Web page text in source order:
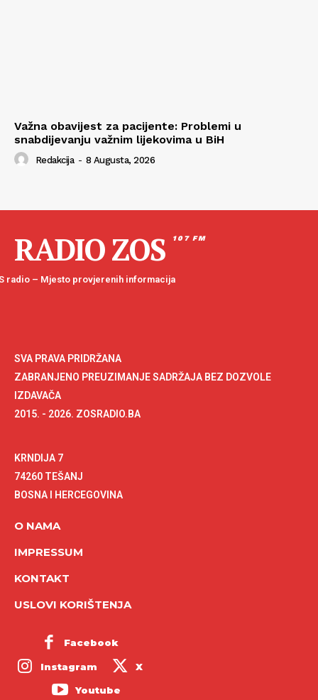
Važna obavijest za pacijente: Problemi u
snabdijevanju važnim lijekovima u BiH
Redakcija - 8 Augusta, 2026
RADIO ZOS 107 FM
radio – Mjesto provjerenih informacija
SVA PRAVA PRIDRŽANA
ZABRANJENO PREUZIMANJE SADRŽAJA BEZ DOZVOLE
IZDAVAČA
2015. - 2026. ZOSRADIO.BA
KRNDIJA 7
74260 TEŠANJ
BOSNA I HERCEGOVINA
O NAMA
IMPRESSUM
KONTAKT
USLOVI KORIŠTENJA
Facebook
Instagram X
Youtube